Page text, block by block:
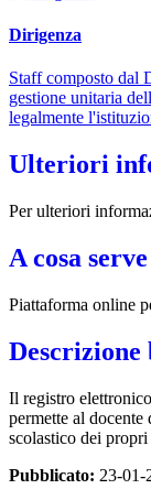
Dirigenza
Staff composto dal
gestione unitaria
legalmente
Ulteriori
Per ulteriori
A cosa serve
Piattaforma online
Descrizione
Il registro
permette al
scolastico dei
Pubblicato: 23-01-